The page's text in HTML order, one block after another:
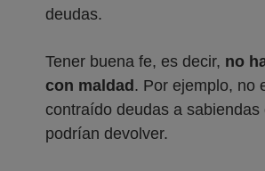
deudas.
Tener buena fe, es decir, no
con maldad . Por ejemplo, no
contraído deudas a sabiendas
podrían devolver.